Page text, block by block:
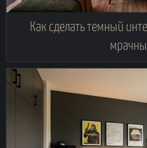
Как сделать темный